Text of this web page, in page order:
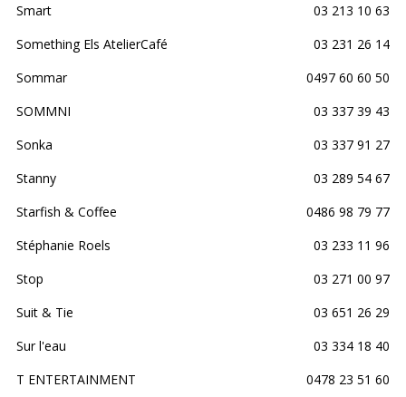
Smart
03 213 10 63
Something Els AtelierCafé
03 231 26 14
Sommar
0497 60 60 50
SOMMNI
03 337 39 43
Sonka
03 337 91 27
Stanny
03 289 54 67
Starfish & Coffee
0486 98 79 77
Stéphanie Roels
03 233 11 96
Stop
03 271 00 97
Suit & Tie
03 651 26 29
Sur l'eau
03 334 18 40
T ENTERTAINMENT
0478 23 51 60